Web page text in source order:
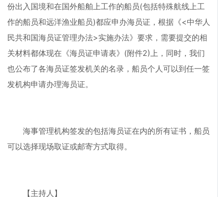
份出入国境和在国外船舶上工作的船员(包括特殊航线上工
作的船员和远洋渔业船员)都应申办海员证，根据《<中华人
民共和国海员证管理办法>实施办法》要求，需要提交的相
关材料都体现在《海员证申请表》(附件2)上，同时，我们
也公布了各海员证签发机关的名录，船员个人可以到任一签
发机构申请办理海员证。
海事管理机构签发的包括海员证在内的所有证书，船员
可以选择现场取证或邮寄方式取得。
【主持人】